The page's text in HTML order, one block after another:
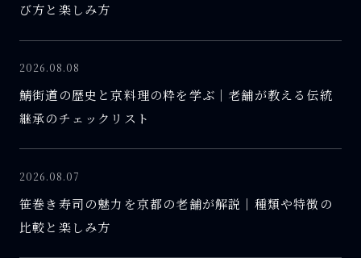
び方と楽しみ方
2026.08.08
鯖街道の歴史と京料理の粋を学ぶ｜老舗が教える伝統
継承のチェックリスト
2026.08.07
笹巻き寿司の魅力を京都の老舗が解説｜種類や特徴の
比較と楽しみ方